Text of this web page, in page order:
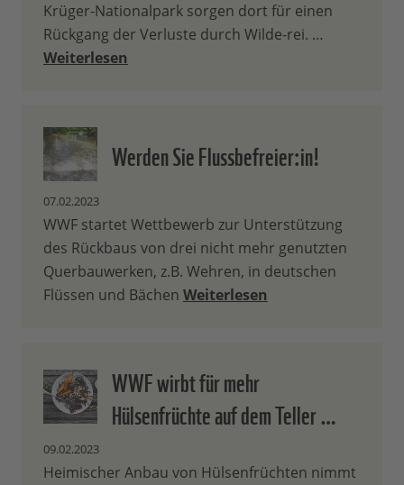
Krüger-Nationalpark sorgen dort für einen
Rückgang der Verluste durch Wilde-rei. …
Weiterlesen
Werden Sie Flussbefreier:in!
07.02.2023
WWF startet Wettbewerb zur Unterstützung
des Rückbaus von drei nicht mehr genutzten
Querbauwerken, z.B. Wehren, in deutschen
Flüssen und Bächen Weiterlesen
WWF wirbt für mehr
Hülsenfrüchte auf dem Teller …
09.02.2023
Heimischer Anbau von Hülsenfrüchten nimmt